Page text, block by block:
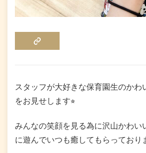
スタッフが大好きな保育園生のかわ
をお見せします⭐︎
みんなの笑顔を見る為に沢山かわい
に遊んでいつも癒してもらっており